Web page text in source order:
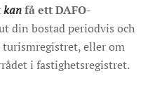
kanfå ett DAFO-
din bostad periodvis och
eller om
i fastighetsregistret.